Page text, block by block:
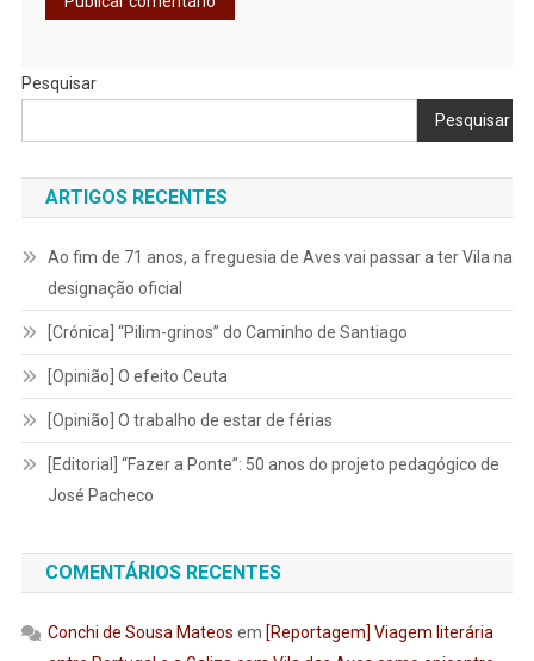
Pesquisar
Pesquisar
ARTIGOS RECENTES
Ao fim de 71 anos, a freguesia de Aves vai passar a ter Vila na
designação oficial
[Crónica] “Pilim-grinos” do Caminho de Santiago
[Opinião] O efeito Ceuta
[Opinião] O trabalho de estar de férias
[Editorial] “Fazer a Ponte”: 50 anos do projeto pedagógico de
José Pacheco
COMENTÁRIOS RECENTES
Conchi de Sousa Mateos em [Reportagem] Viagem literária